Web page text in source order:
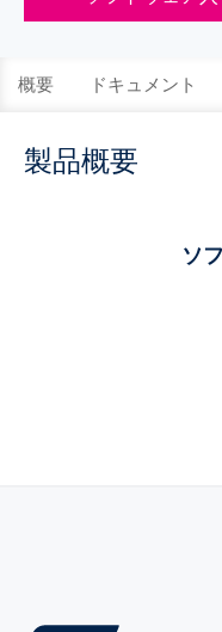
概要 ドキュメント
製品概要
ソ